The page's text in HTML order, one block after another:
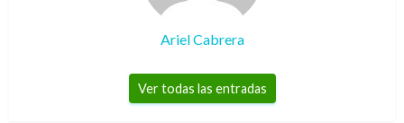
Ariel Cabrera
Ver todas las entradas